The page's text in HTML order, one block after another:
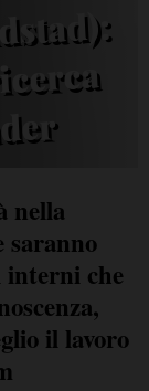
nella
saranno
interni che
il lavoro